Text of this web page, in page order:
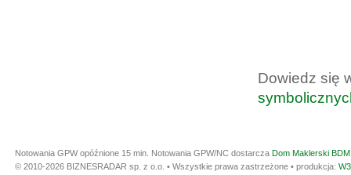
Dowiedz się
Notowania GPW opóźnione 15 min. Notowania GPW/NC dostarcza Dom Maklerski
© 2010-2026 BIZNESRADAR sp. z o.o. • Wszystkie prawa zastrzeżone • produkcja: